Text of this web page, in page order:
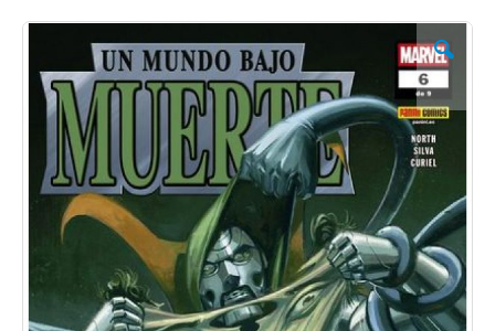
Saltar
final
galería
imágenes